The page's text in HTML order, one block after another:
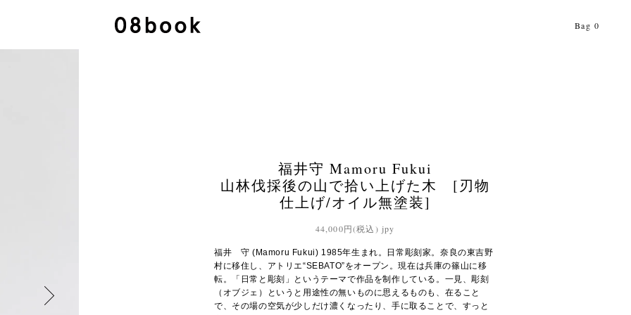
Bag 0
福井守 Mamoru Fukui
山林伐採後の山で拾い上げた木 [刃物
仕上げ/オイル無塗装]
44,000円(税込) jpy
福井 守 (Mamoru Fukui) 1985年生まれ。日常彫刻家。奈良の東吉野
村に移住し、アトリエ“SEBATO”をオープン。現在は兵庫の篠山に移
転。「日常と彫刻」というテーマで作品を制作している。一見、彫刻
（オブジェ）というと用途性の無いものに思えるものも、在ること
で、その場の空気が少しだけ濃くなったり、手に取ることで、すっと